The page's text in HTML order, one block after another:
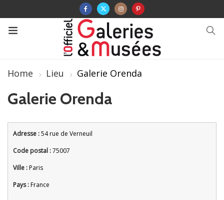
Home Lieu Galerie Orenda
Galerie Orenda
Adresse :54 rue de Verneuil
Code postal :75007
Ville :Paris
Pays :France